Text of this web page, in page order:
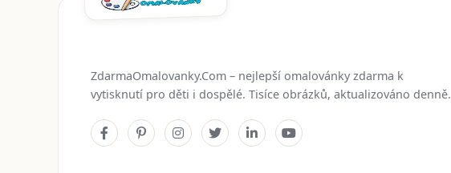
ZdarmaOmalovanky.Com – nejlepší omalovánky zdarma k
vytisknutí pro děti i dospělé. Tisíce obrázků, aktualizováno denně.